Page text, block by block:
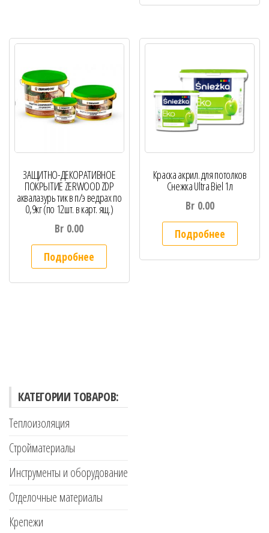
ЗАЩИТНО-ДЕКОРАТИВНОЕ
ПОКРЫТИЕ ZERWOOD ZDP
аквалазурь тик в п/э ведрах по
0,9кг (по 12шт. в карт. ящ.)
Br 0.00
Подробнее
Краска акрил. для потолков
Снежка Ultra Biel 1л
Br 0.00
Подробнее
КАТЕГОРИИ ТОВАРОВ:
Теплоизоляция
Стройматериалы
Инструменты и оборудование
Отделочные материалы
Крепежи